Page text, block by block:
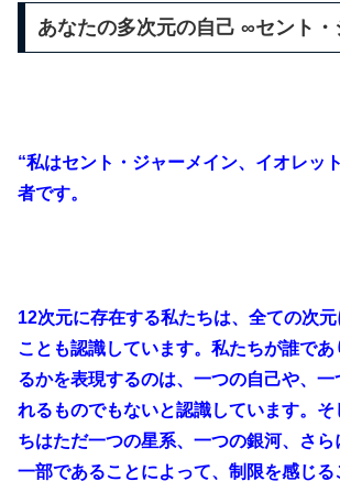
あなたの多次元の自己 ∞セント・
“私はセント・ジャーメイン、イオレッ
者です。
12次元に存在する私たちは、全ての次
ことも認識しています。私たちが誰で
るかを表現するのは、一つの自己や、一
れるものでもないと認識しています。そ
ちはただ一つの星系、一つの銀河、さ
一部であることによって、制限を感じ